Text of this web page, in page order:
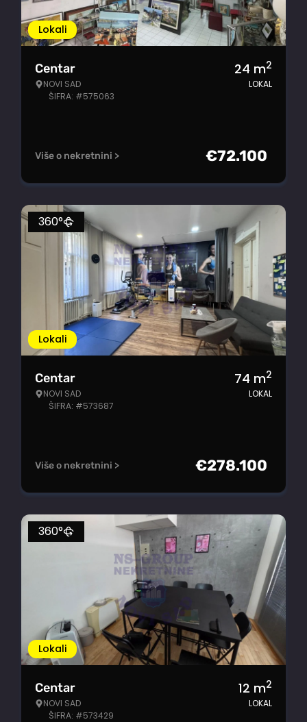
Lokali
Centar
NOVI SAD
ŠIFRA: #575063
24 m2
LOKAL
Više o nekretnini > €72.100
Lokali
360°
Centar
NOVI SAD
ŠIFRA: #573687
74 m2
LOKAL
Više o nekretnini > €278.100
Lokali
360°
Centar
NOVI SAD
ŠIFRA: #573429
12 m2
LOKAL